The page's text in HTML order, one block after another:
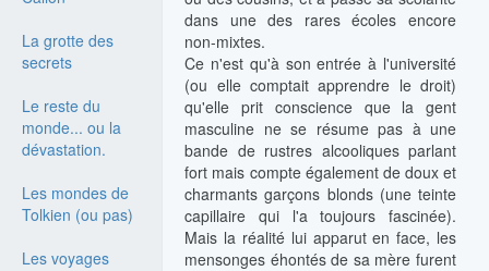
La grotte des
secrets
Le reste du
monde... ou la
dévastation.
Les mondes de
Tolkien (ou pas)
Les voyages
dans une des rares écoles encore
non-mixtes.
Ce n'est qu'à son entrée à l'université
(ou elle comptait apprendre le droit)
qu'elle prit conscience que la gent
masculine ne se résume pas à une
bande de rustres alcooliques parlant
fort mais compte également de doux et
charmants garçons blonds (une teinte
capillaire qui l'a toujours fascinée).
Mais la réalité lui apparut en face, les
mensonges éhontés de sa mère furent